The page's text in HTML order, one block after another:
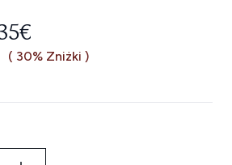
CENACENA:
( 30% Zniżki )